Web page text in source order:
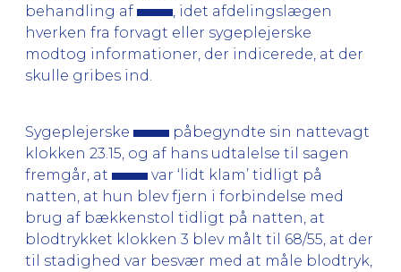
behandling af
, idet afdelingslægen
hverken fra forvagt eller sygeplejerske
modtog informationer, der indicerede, at der
skulle gribes ind.
Sygeplejerske
påbegyndte sin nattevagt
klokken 23.15, og af hans udtalelse til sagen
fremgår, at
var ‘lidt klam’ tidligt på
natten, at hun blev fjern i forbindelse med
brug af bækkenstol tidligt på natten, at
blodtrykket klokken 3 blev målt til 68/55, at der
til stadighed var besvær med at måle blodtryk,